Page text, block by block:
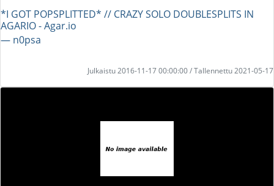
*I GOT POPSPLITTED* // CRAZY SOLO DOUBLESPLITS IN
AGARIO - Agar.io
― n0psa
Julkaistu 2016-11-17 00:00:00 / Tallennettu 2021-05-17